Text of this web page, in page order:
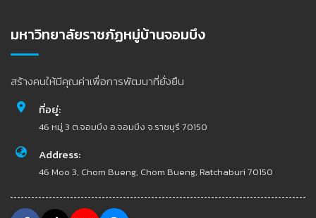
มหาวิทยาลัยราชภัฏหมู่บ้านจอมบึง
สร้างคนให้มีคุณค่าเพื่อการพัฒนาที่ยั่งยืน
ที่อยู่:
46 หมู่ 3 ต.จอมบึง อ.จอมบึง จ.ราชบุรี 70150
Address:
46 Moo 3, Chom Bueng, Chom Bueng, Ratchaburi 70150